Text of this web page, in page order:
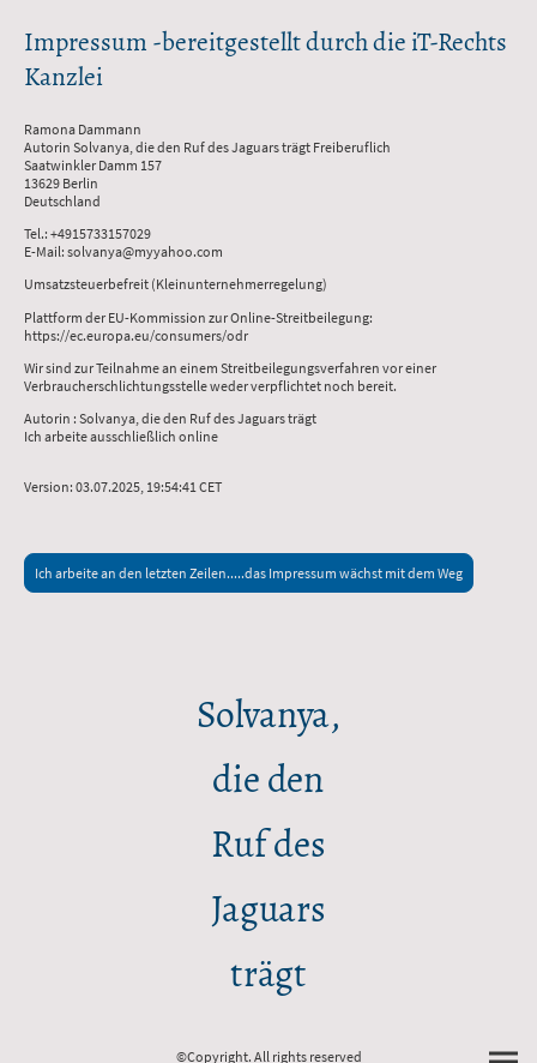
Impressum -bereitgestellt durch die iT-Rechts
Kanzlei
Ramona Dammann
Autorin Solvanya, die den Ruf des Jaguars trägt Freiberuflich
Saatwinkler Damm 157
13629 Berlin
Deutschland
Tel.: +4915733157029
E-Mail: solvanya@myyahoo.com
Umsatzsteuerbefreit (Kleinunternehmerregelung)
Plattform der EU-Kommission zur Online-Streitbeilegung:
https://ec.europa.eu/consumers/odr
Wir sind zur Teilnahme an einem Streitbeilegungsverfahren vor einer
Verbraucherschlichtungsstelle weder verpflichtet noch bereit.
Autorin : Solvanya, die den Ruf des Jaguars trägt
Ich arbeite ausschließlich online
Version: 03.07.2025, 19:54:41 CET
Ich arbeite an den letzten Zeilen.....das Impressum wächst mit dem Weg
Solvanya,
die den
Ruf des
Jaguars
trägt
©Copyright. All rights reserved